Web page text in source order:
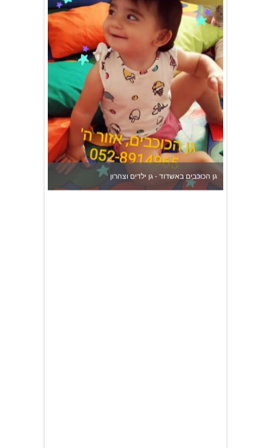
גן הכוכבים באשדוד - גן ילדים וצהרון